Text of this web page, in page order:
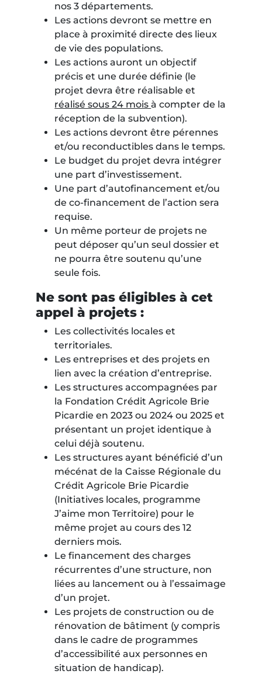
nos 3 départements.
Les actions devront se mettre en
place à proximité directe des lieux
de vie des populations.
Les actions auront un objectif
précis et une durée définie (le
projet devra être réalisable et
réalisé sous 24 moisà compter de la
réception de la subvention).
Les actions devront être pérennes
et/ou reconductibles dans le temps.
Le budget du projet devra intégrer
une part d’investissement.
Une part d’autofinancement et/ou
de co-financement de l’action sera
requise.
Un même porteur de projets ne
peut déposer qu’un seul dossier et
ne pourra être soutenu qu’une
seule fois.
Ne sont pas éligibles à cet
appel à projets :
Les collectivités locales et
territoriales.
Les entreprises et des projets en
lien avec la création d’entreprise.
Les structures accompagnées par
la Fondation Crédit Agricole Brie
Picardie en 2023 ou 2024 ou 2025 et
présentant un projet identique à
celui déjà soutenu.
Les structures ayant bénéficié d’un
mécénat de la Caisse Régionale du
Crédit Agricole Brie Picardie
(Initiatives locales, programme
J’aime mon Territoire) pour le
même projet au cours des 12
derniers mois.
Le financement des charges
récurrentes d’une structure, non
liées au lancement ou à l’essaimage
d’un projet.
Les projets de construction ou de
rénovation de bâtiment (y compris
dans le cadre de programmes
d’accessibilité aux personnes en
situation de handicap).